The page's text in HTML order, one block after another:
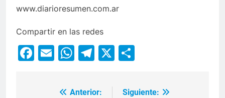
www.diarioresumen.com.ar
Compartir en las redes
Facebook
EmailWhatsApp
Telegram
X
Anterior: Siguiente: